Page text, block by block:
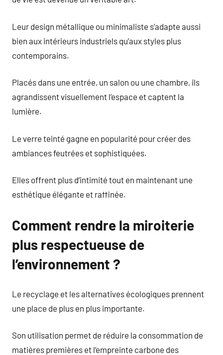
Leur design métallique ou minimaliste s’adapte aussi
bien aux intérieurs industriels qu’aux styles plus
contemporains.
Placés dans une entrée, un salon ou une chambre, ils
agrandissent visuellement l’espace et captent la
lumière.
Le verre teinté gagne en popularité pour créer des
ambiances feutrées et sophistiquées.
Elles offrent plus d’intimité tout en maintenant une
esthétique élégante et raffinée.
Comment rendre la miroiterie
plus respectueuse de
l’environnement ?
Le recyclage et les alternatives écologiques prennent
une place de plus en plus importante.
Son utilisation permet de réduire la consommation de
matières premières et l’empreinte carbone des